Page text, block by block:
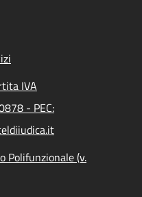
IVA
- PEC:
Polifunzionale (v.